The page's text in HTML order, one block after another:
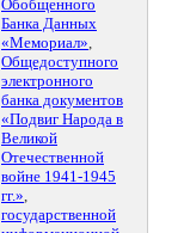
Обобщенного
Банка Данных
«Мемориал»,
Общедоступного
электронного
банка документов
«Подвиг Народа в
Великой
Отечественной
войне 1941-1945
гг.»,
государственной